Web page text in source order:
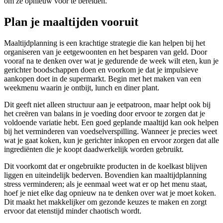
Plan je maaltijden vooruit
Maaltijdplanning is een krachtige strategie die kan helpen bij het
organiseren van je eetgewoonten en het besparen van geld. Door
vooraf na te denken over wat je gedurende de week wilt eten, kun je
gerichter boodschappen doen en voorkom je dat je impulsieve
aankopen doet in de supermarkt. Begin met het maken van een
weekmenu waarin je ontbijt, lunch en diner plant.
Dit geeft niet alleen structuur aan je eetpatroon, maar helpt ook bij
het creëren van balans in je voeding door ervoor te zorgen dat je
voldoende variatie hebt. Een goed geplande maaltijd kan ook helpen
bij het verminderen van voedselverspilling. Wanneer je precies weet
wat je gaat koken, kun je gerichter inkopen en ervoor zorgen dat alle
ingrediënten die je koopt daadwerkelijk worden gebruikt.
Dit voorkomt dat er ongebruikte producten in de koelkast blijven
liggen en uiteindelijk bederven. Bovendien kan maaltijdplanning
stress verminderen; als je eenmaal weet wat er op het menu staat,
hoef je niet elke dag opnieuw na te denken over wat je moet koken.
Dit maakt het makkelijker om gezonde keuzes te maken en zorgt
ervoor dat etenstijd minder chaotisch wordt.